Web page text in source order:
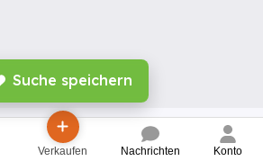
Suche speichern
Verkaufen Nachrichten Konto